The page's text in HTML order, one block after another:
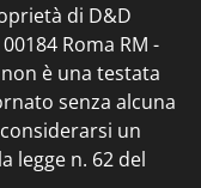
di D&D
Roma RM -
è una testata
senza alcuna
un
legge n. 62 del